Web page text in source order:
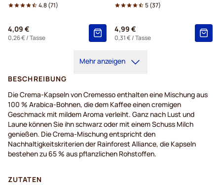
4.8(71)
4,09 €
0,26 €/ Tasse
5(37)
4,99 €
0,31 €/ Tasse
Mehr anzeigen
BESCHREIBUNG
Die Crema-Kapseln von Cremesso enthalten eine Mischung aus
100 % Arabica-Bohnen, die dem Kaffee einen cremigen
Geschmack mit mildem Aroma verleiht. Ganz nach Lust und
Laune können Sie ihn schwarz oder mit einem Schuss Milch
genießen. Die Crema-Mischung entspricht den
Nachhaltigkeitskriterien der Rainforest Alliance, die Kapseln
bestehen zu 65 % aus pflanzlichen Rohstoffen.
ZUTATEN